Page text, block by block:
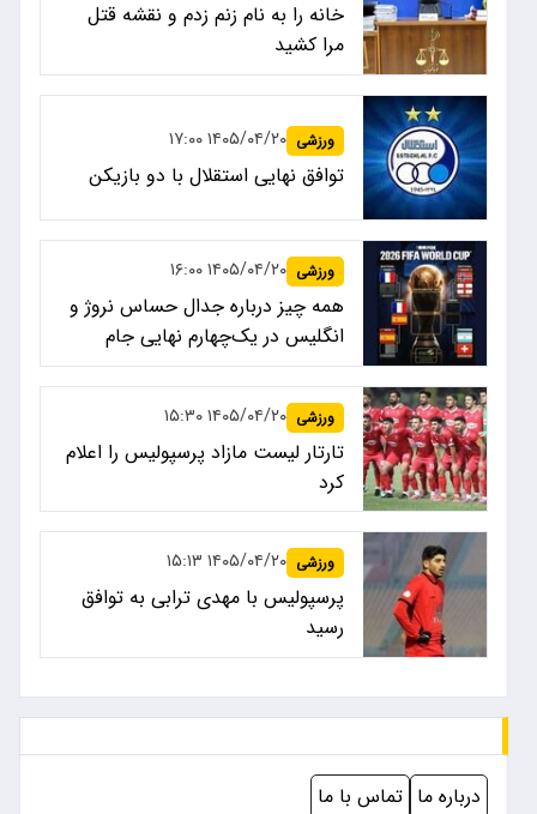
خانه را به نام زنم زدم و نقشه قتل
مرا کشید
ورزشی ۱۴۰۵/۰۴/۲۰ ۱۷:۰۰
توافق نهایی استقلال با دو بازیکن
ورزشی ۱۴۰۵/۰۴/۲۰ ۱۶:۰۰
همه چیز درباره جدال حساس نروژ و
انگلیس در یک‌چهارم نهایی جام
جهانی ۲۰۲۶
ورزشی ۱۴۰۵/۰۴/۲۰ ۱۵:۳۰
تارتار لیست مازاد پرسپولیس را اعلام
کرد
ورزشی ۱۴۰۵/۰۴/۲۰ ۱۵:۱۳
پرسپولیس با مهدی ترابی به توافق
رسید
درباره ما تماس با ما